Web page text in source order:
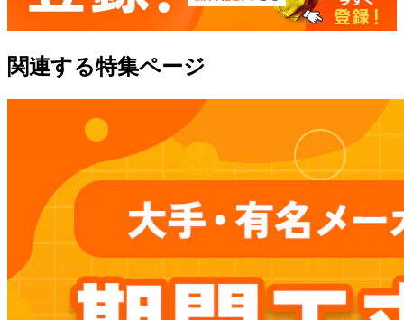
関連する特集ページ